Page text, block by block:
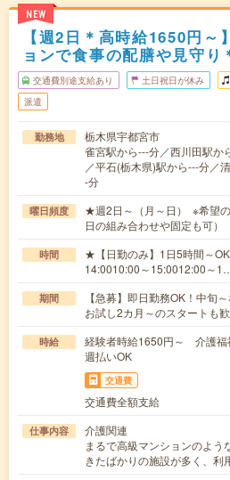
NEW
【週2日＊高時給1650円～
ョンで食事の配膳や見守り
交通費別途支給あり 土日祝日が休み
派遣
勤務地
栃木県宇都宮市
雀宮駅から---分／西川田駅か
／平石(栃木県)駅から---分／
-分
曜日頻度
★週2日～（月～日） ※希望
日の組み合わせや固定も可）
時間
★【日勤のみ】1日5時間～
14:0010:00～15:0012:00～
期間
【急募】即日勤務OK！中
お試し2カ月～のスタートも歓
時給
経験者時給1650円～ 介護
週払いOK
交通費
交通費全額支給
仕事内容
介護関連
まるで高級マンションのよ
きたばかりの施設が多く、